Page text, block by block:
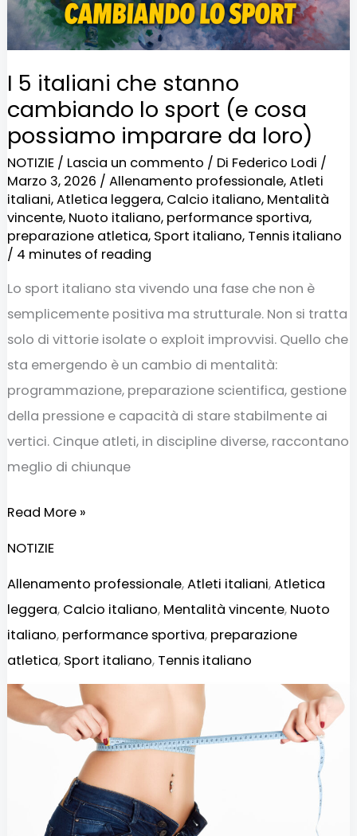
I 5 italiani che stanno
cambiando lo sport (e cosa
possiamo imparare da loro)
NOTIZIE/ Lascia un commento / Di Federico Lodi /
Marzo 3, 2026 / Allenamento professionale,Atleti
italiani,Atletica leggera, Calcio italiano, Mentalità
vincente, Nuoto italiano, performance sportiva,
preparazione atletica, Sport italiano, Tennis italiano
/ 4 minutes of reading
Lo sport italiano sta vivendo una fase che non è
semplicemente positiva ma strutturale. Non si tratta
solo di vittorie isolate o exploit improvvisi. Quello che
sta emergendo è un cambio di mentalità:
programmazione, preparazione scientifica, gestione
della pressione e capacità di stare stabilmente ai
vertici. Cinque atleti, in discipline diverse, raccontano
meglio di chiunque
sport
(e
possiamo
imparare
da
loro)
Read More »
NOTIZIE
Allenamento professionale,Atleti italiani,Atletica
leggera, Calcio italiano, Mentalità vincente, Nuoto
italiano, performance sportiva, preparazione
atletica, Sport italiano, Tennis italiano
Dieta
che
allenamento: